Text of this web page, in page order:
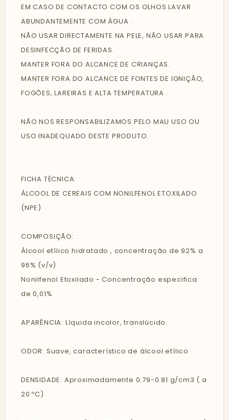
EM CASO DE CONTACTO COM OS OLHOS LAVAR
ABUNDANTEMENTE COM ÁGUA .
NÃO USAR DIRECTAMENTE NA PELE, NÃO USAR PARA
DESINFECÇÃO DE FERIDAS.
MANTER FORA DO ALCANCE DE CRIANÇAS.
MANTER FORA DO ALCANCE DE FONTES DE IGNIÇÃO,
FOGÕES, LAREIRAS E ALTA TEMPERATURA .
NÃO NOS RESPONSABILIZAMOS PELO MAU USO OU
USO INADEQUADO DESTE PRODUTO.
FICHA TÉCNICA:
ÁLCOOL DE CEREAIS COM NONILFENOL ETOXILADO
(NPE)
COMPOSIÇÃO:
Álcool etílico hidratado , concentração de 92% a
96% (v/v)
Nonilfenol Etoxilado - Concentração especifica
de 0,01%
APARÊNCIA: Líquida incolor, translúcido.
ODOR: Suave, característico de álcool etílico
DENSIDADE: Aproximadamente 0.79-0.81 g/cm3 ( a
20 ºC)